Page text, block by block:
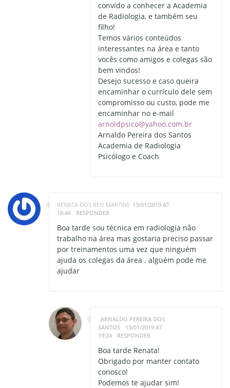
convido a conhecer a Academia
de Radiologia, e também seu
filho!
Temos vários conteúdos
interessantes na área e tanto
vocês como amigos e colegas são
bem vindos!
Desejo sucesso e caso queira
encaminhar o currículo dele sem
compromisso ou custo, pode me
encaminhar no e-mail
arnoldpsico@yahoo.com.br
Arnaldo Pereira dos Santos
Academia de Radiologia
Psicólogo e Coach
RENATA DOS REIS MARTINS 13/01/2019 AT
16:46
RESPONDER
Boa tarde sou técnica em radiologia não
trabalho na área mas gostaria preciso passar
por treinamentos uma vez que ninguém
ajuda os colegas da área . alguém pode me
ajudar
ARNALDO PEREIRA DOS
SANTOS
13/01/2019 AT
19:24
RESPONDER
Boa tarde Renata!
Obrigado por manter contato
conosco!
Podemos te ajudar sim!